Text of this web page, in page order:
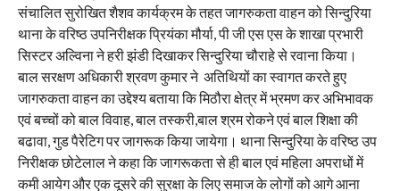
संचालित सुरोखित शैशव कार्यक्रम के तहत जागरुकता वाहन को सिन्दुरिया
थाना के वरिष्ठ उपनिरीक्षक प्रियंका मौर्या, पी जी एस एस के शाखा प्रभारी
सिस्टर अल्विना ने हरी झंडी दिखाकर सिन्दुरिया चौराहे से रवाना किया।
बाल सरक्षण अधिकारी श्रवण कुमार ने अतिथियों का स्वागत करते हुए
जागरुकता वाहन का उद्देश्य बताया कि मिठौरा क्षेत्र में भ्रमण कर अभिभावक
एवं बच्चों को बाल विवाह, बाल तस्करी,बाल श्रम रोकने एवं बाल शिक्षा की
बढावा, गुड पैरेटिग पर जागरूक किया जायेगा। थाना सिन्दुरिया के वरिष्ठ उप
निरीक्षक छोटेलाल ने कहा कि जागरूकता से ही बाल एवं महिला अपराधों में
कमी आयेग और एक दूसरे की सुरक्षा के लिए समाज के लोगों को आगे आना